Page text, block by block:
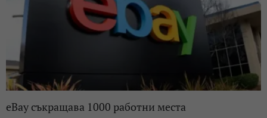
eBay съкращава 1000 работни места